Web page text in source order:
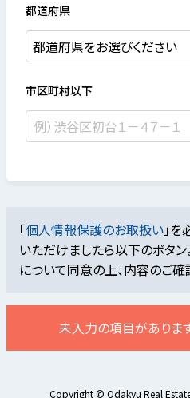
都道府県
市区町村以下
「個人情報保護のお取扱い」
いただけましたら以下のボタン
について同意の上、内容のご確
未入力の項目がありま
Copyright © Odakyu Real